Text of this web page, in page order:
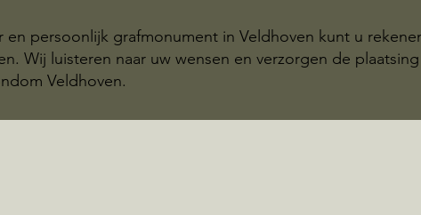
en persoonlijk grafmonument in Veldhoven kunt u
Wij luisteren naar uw wensen en verzorgen de
Veldhoven.